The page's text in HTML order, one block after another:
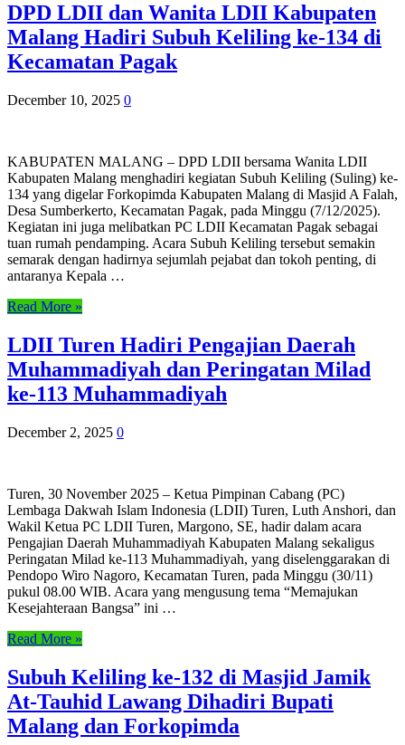
DPD LDII dan Wanita LDII Kabupaten
Malang Hadiri Subuh Keliling ke-134 di
Kecamatan Pagak
December 10, 2025 0
KABUPATEN MALANG – DPD LDII bersama Wanita LDII
Kabupaten Malang menghadiri kegiatan Subuh Keliling (Suling) ke-
134 yang digelar Forkopimda Kabupaten Malang di Masjid A Falah,
Desa Sumberkerto, Kecamatan Pagak, pada Minggu (7/12/2025).
Kegiatan ini juga melibatkan PC LDII Kecamatan Pagak sebagai
tuan rumah pendamping. Acara Subuh Keliling tersebut semakin
semarak dengan hadirnya sejumlah pejabat dan tokoh penting, di
antaranya Kepala …
Read More »
LDII Turen Hadiri Pengajian Daerah
Muhammadiyah dan Peringatan Milad
ke-113 Muhammadiyah
December 2, 2025 0
Turen, 30 November 2025 – Ketua Pimpinan Cabang (PC)
Lembaga Dakwah Islam Indonesia (LDII) Turen, Luth Anshori, dan
Wakil Ketua PC LDII Turen, Margono, SE, hadir dalam acara
Pengajian Daerah Muhammadiyah Kabupaten Malang sekaligus
Peringatan Milad ke-113 Muhammadiyah, yang diselenggarakan di
Pendopo Wiro Nagoro, Kecamatan Turen, pada Minggu (30/11)
pukul 08.00 WIB. Acara yang mengusung tema “Memajukan
Kesejahteraan Bangsa” ini …
Read More »
Subuh Keliling ke-132 di Masjid Jamik
At-Tauhid Lawang Dihadiri Bupati
Malang dan Forkopimda